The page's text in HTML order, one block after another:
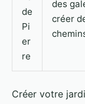
de
Pi
er
re
des
créer
Créer votre